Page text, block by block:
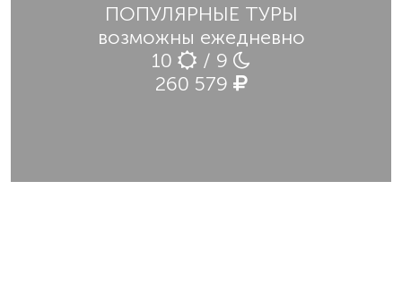
ПОПУЛЯРНЫЕ ТУРЫ
возможны ежедневно
10
/ 9
260 579